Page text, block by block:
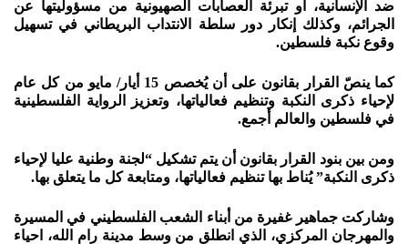
ضد الإنسانية، أو تبرئة العصابات الصهيونية من مسؤوليتها عن
الجرائم، وكذلك إنكار دور سلطة الانتداب البريطاني في تسهيل
وقوع نكبة فلسطين.
كما ينصّ القرار بقانون على أن يُخصص 15 أيار/ مايو من كل عام
لإحياء ذكرى النكبة وتنظيم فعالياتها، وتعزيز الرواية الفلسطينية
في فلسطين والعالم أجمع.
ومن بين بنود القرار بقانون أن يتم تشكيل “لجنة وطنية عليا لإحياء
ذكرى النكبة” يُناط بها تنظيم فعالياتها، ومتابعة كل ما يتعلق بها.
وشاركت جماهير غفيرة من أبناء الشعب الفلسطيني في المسيرة
والمهرجان المركزي، الذي انطلق من وسط مدينة رام الله، احياء